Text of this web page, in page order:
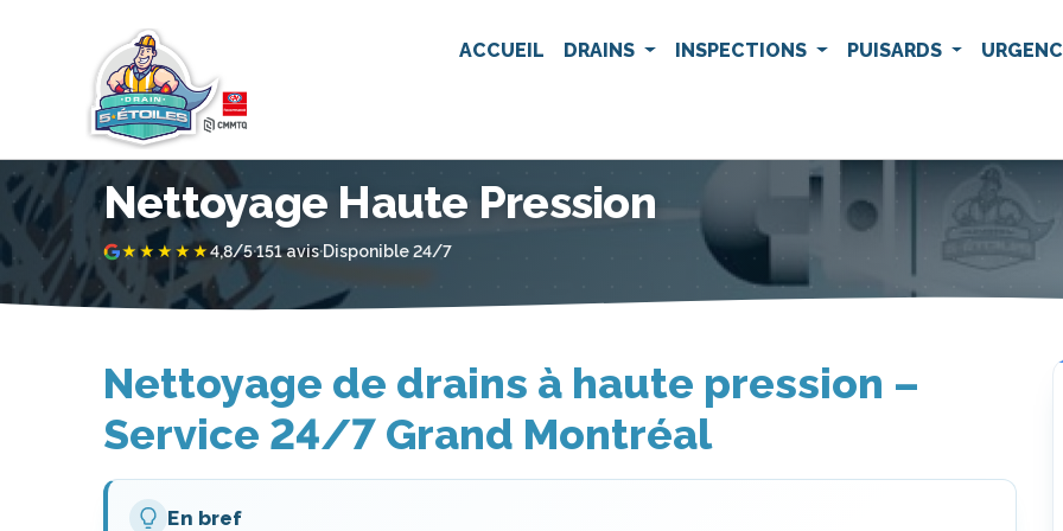
ACCUEIL DRAINS INSPECTIONS PUISARDS
Nettoyage Haute Pression
★★★★★ 4,8/5·151 avis·Disponible 24/7
Nettoyage de drains à haute pression –
Service 24/7 Grand Montréal
En bref